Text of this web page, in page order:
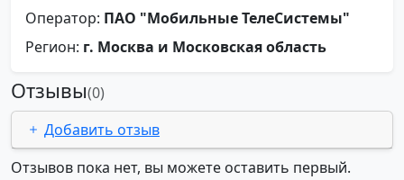
Оператор: ПАО "Мобильные ТелеСистемы"
Регион: г. Москва и Московская область
Отзывы(0)
Добавить отзыв
Отзывов пока нет, вы можете оставить первый.